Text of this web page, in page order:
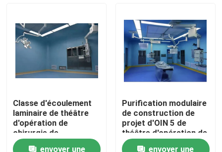
Produits
Au sujet de nous
Classe d'écoulement
laminaire de théâtre
d'opération de
chirurgie de
gynécologie
envoyer une
Purification modulaire
de construction de
projet d'OIN 5 de
théâtre d'opération de
chirurgie de la classe
envoyer une